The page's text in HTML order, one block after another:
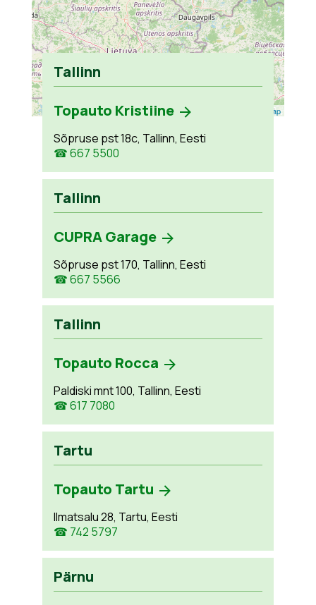
Leaflet OpenStreetMap
Tallinn
Topauto Kristiine
Sõpruse pst 18c, Tallinn, Eesti
☎ 667 5500
Tallinn
CUPRA Garage
Sõpruse pst 170, Tallinn, Eesti
☎ 667 5566
Tallinn
Topauto Rocca
Paldiski mnt 100, Tallinn, Eesti
☎ 617 7080
Tartu
Topauto Tartu
Ilmatsalu 28, Tartu, Eesti
☎ 742 5797
Pärnu